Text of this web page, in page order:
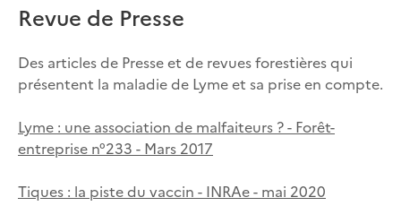
Revue de Presse
Des articles de Presse et de revues forestières qui
présentent la maladie de Lyme et sa prise en compte.
Lyme : une association de malfaiteurs ? - Forêt-
entreprise n°233 - Mars 2017
Tiques : la piste du vaccin - INRAe - mai 2020